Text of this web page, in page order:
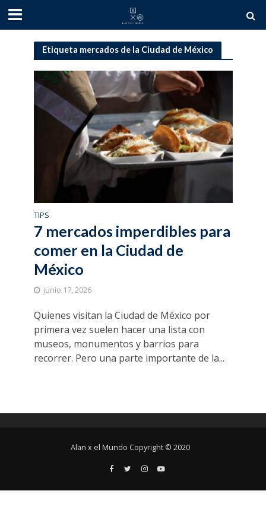
Etiqueta mercados de la Ciudad de México
TIPS
7 mercados imperdibles para
comer en la Ciudad de
México
junio 17, 2026
Quienes visitan la Ciudad de México por
primera vez suelen hacer una lista con
museos, monumentos y barrios para
recorrer. Pero una parte importante de la...
Alan x el Mundo Copyright © 2020